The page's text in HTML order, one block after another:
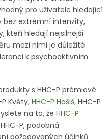
pro uživatele hledající
bez extrémní intenzity,
kteří hledají nejsilnější
mezi nimi je důležité
k psychoaktivním
s HHC-P prémiové
Květy, HHC-P Hašiš, HHC-P
na to, že HHC-P
P, podobná